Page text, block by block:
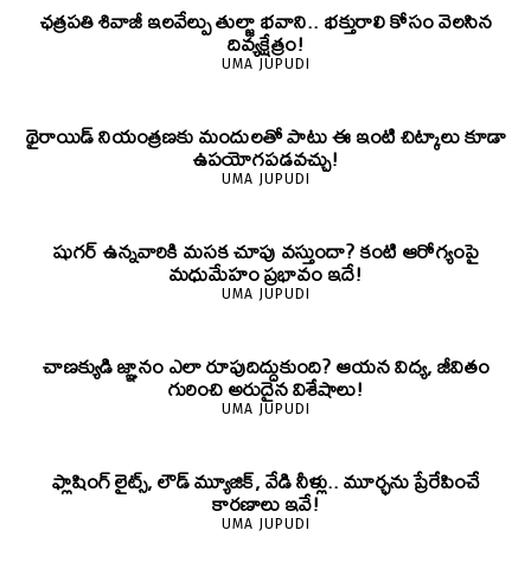
ఛత్రపతి శివాజీ ఇలవేల్పు తుల్జా భవాని.. భక్తురాలి కోసం వెలసిన
దివ్యక్షేత్రం!
UMA JUPUDI
థైరాయిడ్ నియంత్రణకు మందులతో పాటు ఈ ఇంటి చిట్కాలు కూడా
ఉపయోగపడవచ్చు!
UMA JUPUDI
షుగర్ ఉన్నవారికి మసక చూపు వస్తుందా? కంటి ఆరోగ్యంపై
మధుమేహం ప్రభావం ఇదే!
UMA JUPUDI
చాణక్యుడి జ్ఞానం ఎలా రూపుదిద్దుకుంది? ఆయన విద్య, జీవితం
గురించి అరుదైన విశేషాలు!
UMA JUPUDI
ఫ్లాషింగ్ లైట్స్, లౌడ్ మ్యూజిక్, వేడి నీళ్లు.. మూర్ఛను ప్రేరేపించే
కారణాలు ఇవే!
UMA JUPUDI